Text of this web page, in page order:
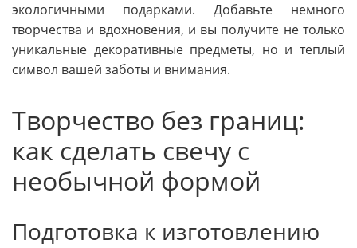
экологичными подарками. Добавьте немного
творчества и вдохновения, и вы получите не только
уникальные декоративные предметы, но и теплый
символ вашей заботы и внимания.
Творчество без границ:
как сделать свечу с
необычной формой
Подготовка к изготовлению